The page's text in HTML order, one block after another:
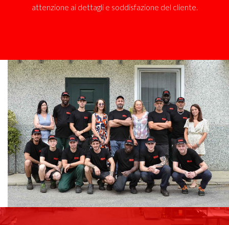
attenzione ai dettagli e soddisfazione del cliente.